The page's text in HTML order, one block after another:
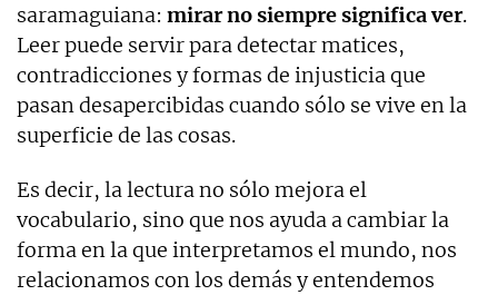
saramaguiana: mirar no siempre significa ver.
Leer puede servir para detectar matices,
contradicciones y formas de injusticia que
pasan desapercibidas cuando sólo se vive en la
superficie de las cosas.
Es decir, la lectura no sólo mejora el
vocabulario, sino que nos ayuda a cambiar la
forma en la que interpretamos el mundo, nos
relacionamos con los demás y entendemos